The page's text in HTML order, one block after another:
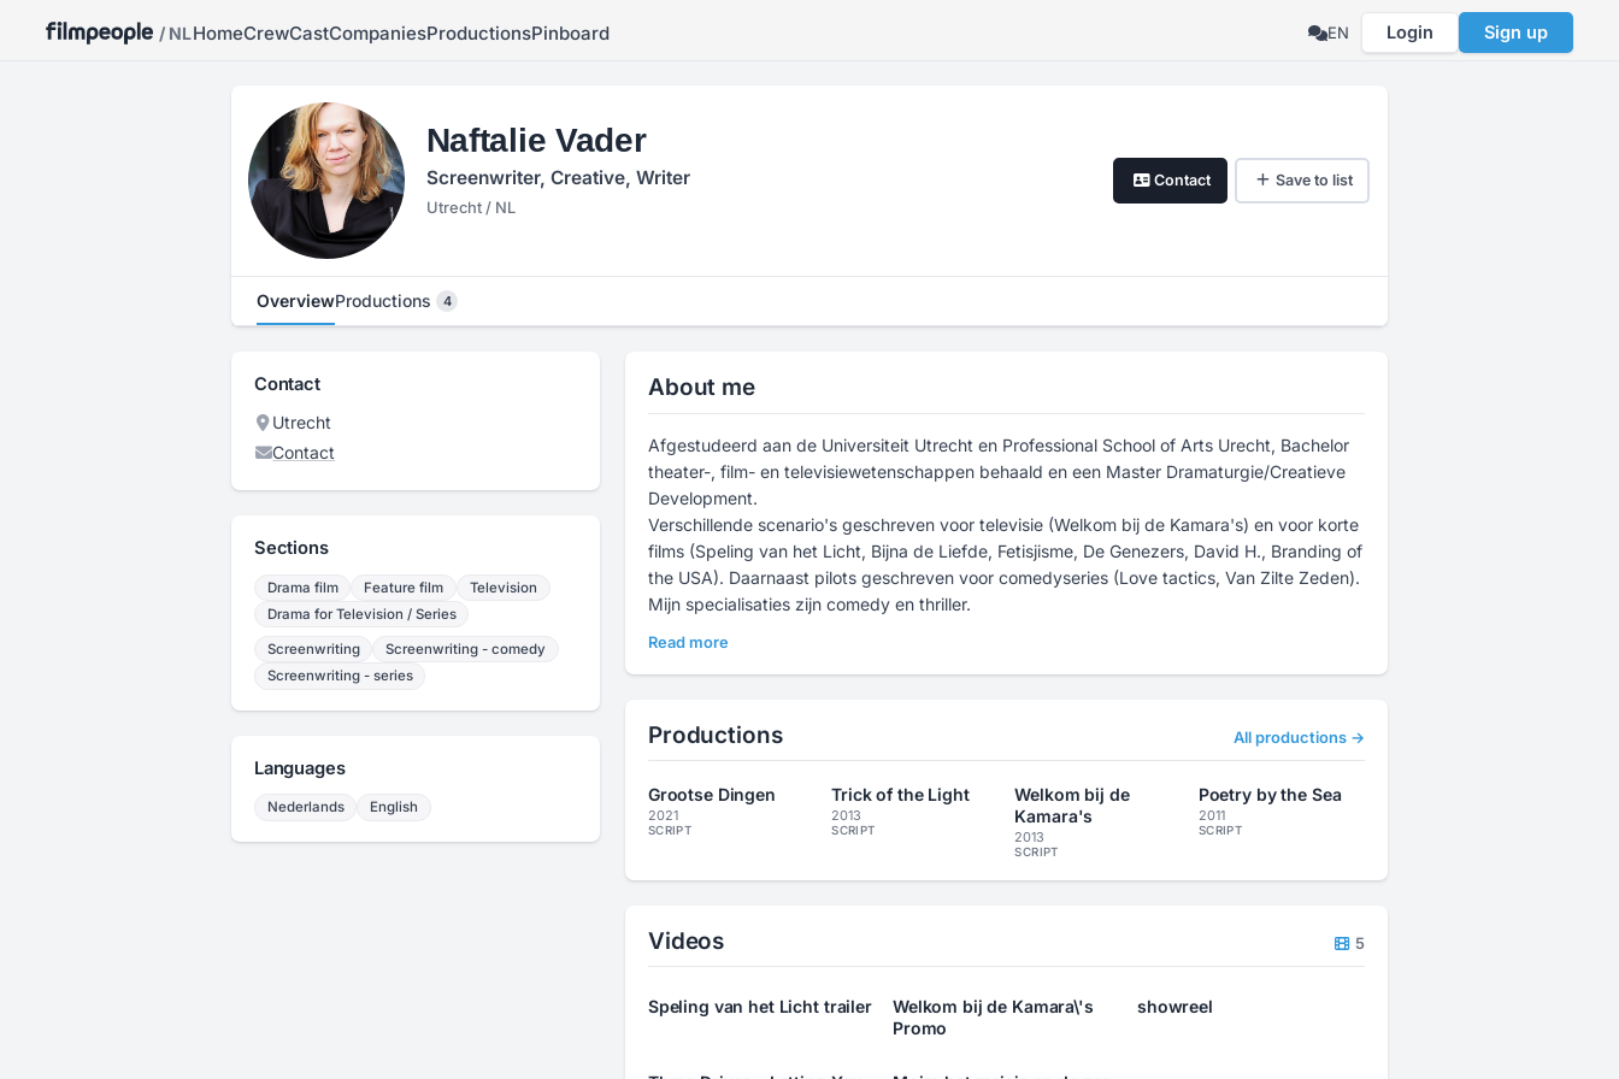
/ NLHomeCrewCastCompaniesProductionsPinboard EN Login Sign up
Naftalie Vader
Screenwriter, Creative, Writer
Utrecht / NL
Contact Save to list
OverviewProductions 4
Contact
Utrecht
Contact
Sections
Drama film Feature film
Television
Drama for Television / Series
Screenwriting
Screenwriting - comedy
Screenwriting - series
Languages
Nederlands English
About me
Afgestudeerd aan de Universiteit Utrecht en Professional School of Arts Urecht, Bachelor
theater-, film- en televisiewetenschappen behaald en een Master Dramaturgie/Creatieve
Development.
Verschillende scenario's geschreven voor televisie (Welkom bij de Kamara's) en voor korte
films (Speling van het Licht, Bijna de Liefde, Fetisjisme, De Genezers, David H., Branding of
the USA). Daarnaast pilots geschreven voor comedyseries (Love tactics, Van Zilte Zeden).
Mijn specialisaties zijn comedy en thriller.
Read more
Productions All productions →
Grootse Dingen
2021
SCRIPT
Trick of the Light
2013
SCRIPT
Welkom bij de
Kamara's
2013
SCRIPT
Poetry by the Sea
2011
SCRIPT
Videos 5
Speling van het Licht trailer
Welkom bij de Kamara\'s
Promo
showreel